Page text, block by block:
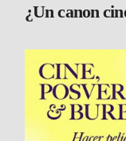
¿Un canon